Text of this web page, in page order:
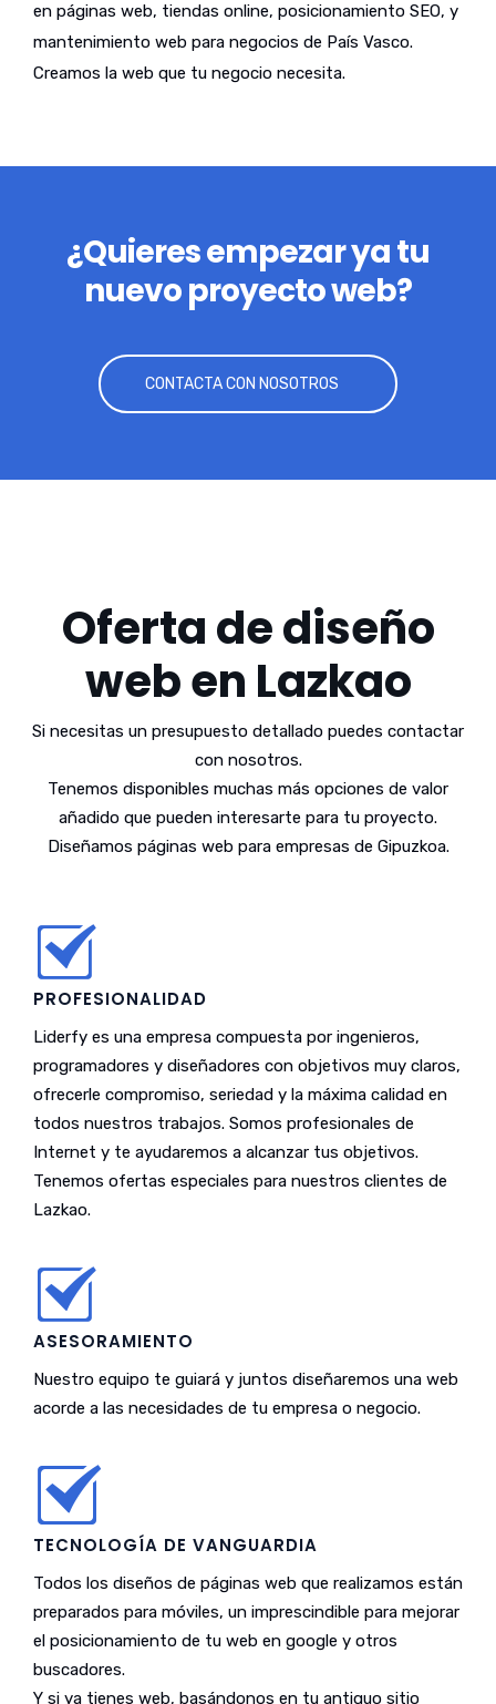
en páginas web, tiendas online, posicionamiento SEO, y
mantenimiento web para negocios de País Vasco.
Creamos la web que tu negocio necesita.
¿Quieres empezar ya tu
nuevo proyecto web?
CONTACTA CON NOSOTROS
Oferta de diseño
web en Lazkao
Si necesitas un presupuesto detallado puedes contactar
con nosotros.
Tenemos disponibles muchas más opciones de valor
añadido que pueden interesarte para tu proyecto.
Diseñamos páginas web para empresas de Gipuzkoa.
PROFESIONALIDAD
Liderfy es una empresa compuesta por ingenieros,
programadores y diseñadores con objetivos muy claros,
ofrecerle compromiso, seriedad y la máxima calidad en
todos nuestros trabajos. Somos profesionales de
Internet y te ayudaremos a alcanzar tus objetivos.
Tenemos ofertas especiales para nuestros clientes de
Lazkao.
ASESORAMIENTO
Nuestro equipo te guiará y juntos diseñaremos una web
acorde a las necesidades de tu empresa o negocio.
TECNOLOGÍA DE VANGUARDIA
Todos los diseños de páginas web que realizamos están
preparados para móviles, un imprescindible para mejorar
el posicionamiento de tu web en google y otros
buscadores.
Y si ya tienes web, basándonos en tu antiguo sitio